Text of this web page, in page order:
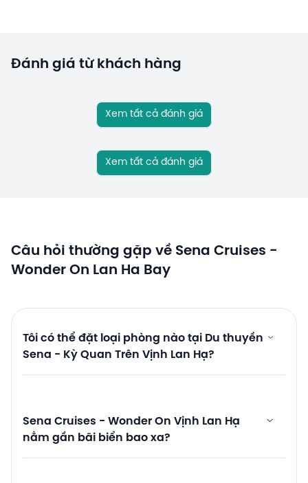
Đánh giá từ khách hàng
Xem tất cả đánh giá
Xem tất cả đánh giá
Câu hỏi thường gặp về Sena Cruises -
Wonder On Lan Ha Bay
Tôi có thể đặt loại phòng nào tại Du thuyền
Sena - Kỳ Quan Trên Vịnh Lan Hạ?
Sena Cruises - Wonder On Vịnh Lan Hạ
nằm gần bãi biển bao xa?